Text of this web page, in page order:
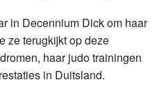
in Decennium Dick om haar
ze terugkijkt op deze
haar judo trainingen
in Duitsland.